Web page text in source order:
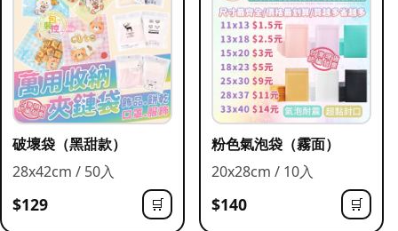
破壞袋（黑甜款）
28x42cm / 50入
$129 🛒
粉色氣泡袋（霧面）
20x28cm / 10入
$140 🛒